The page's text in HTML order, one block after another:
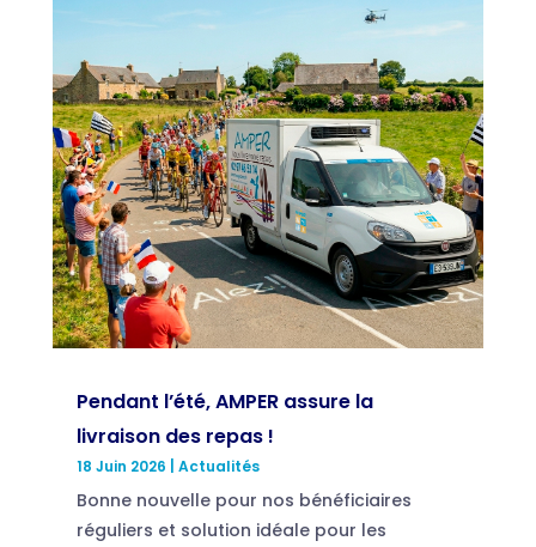
Pendant l’été, AMPER assure la
livraison des repas !
18 Juin 2026 Actualités
Bonne nouvelle pour nos bénéficiaires
réguliers et solution idéale pour les